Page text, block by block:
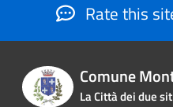
Rate this
Comune
La Città dei due